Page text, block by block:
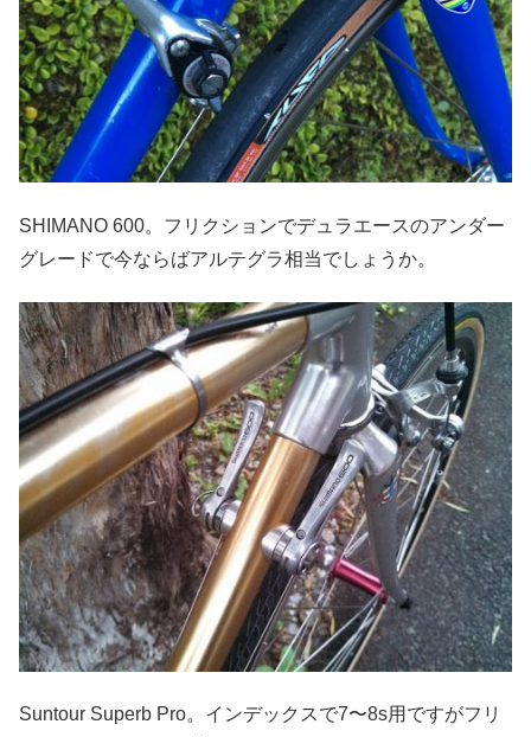
SHIMANO 600。フリクションでデュラエースのアンダー
グレードで今ならばアルテグラ相当でしょうか。
Suntour Superb Pro。インデックスで7〜8s用ですがフリ